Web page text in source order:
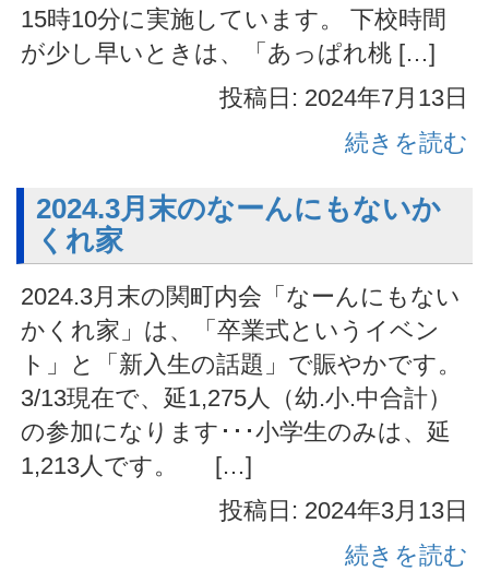
15時10分に実施しています。 下校時間
が少し早いときは、「あっぱれ桃 […]
投稿日: 2024年7月13日
続きを読む
2024.3月末のなーんにもないか
くれ家
2024.3月末の関町内会「なーんにもない
かくれ家」は、「卒業式というイベン
ト」と「新入生の話題」で賑やかです。
3/13現在で、延1,275人（幼.小.中合計）
の参加になります･･･小学生のみは、延
1,213人です。 […]
投稿日: 2024年3月13日
続きを読む